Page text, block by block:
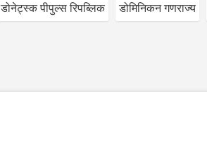
डोनेट्स्क पीपुल्स रिपब्लिक डोमिनिकन गणराज्य